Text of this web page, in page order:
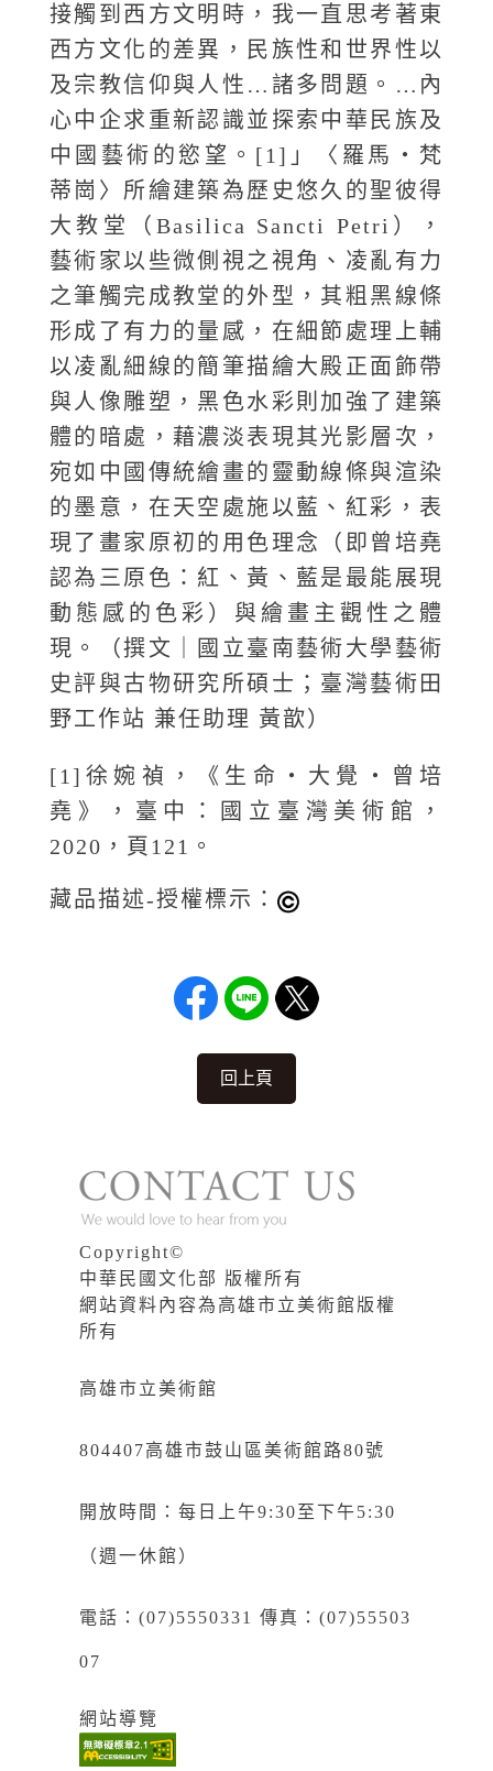
接觸到西方文明時，我一直思考著東
西方文化的差異，民族性和世界性以
及宗教信仰與人性…諸多問題。…內
心中企求重新認識並探索中華民族及
中國藝術的慾望。[1]」〈羅馬‧梵
蒂崗〉所繪建築為歷史悠久的聖彼得
大教堂（Basilica Sancti Petri），
藝術家以些微側視之視角、凌亂有力
之筆觸完成教堂的外型，其粗黑線條
形成了有力的量感，在細節處理上輔
以凌亂細線的簡筆描繪大殿正面飾帶
與人像雕塑，黑色水彩則加強了建築
體的暗處，藉濃淡表現其光影層次，
宛如中國傳統繪畫的靈動線條與渲染
的墨意，在天空處施以藍、紅彩，表
現了畫家原初的用色理念（即曾培堯
認為三原色：紅、黃、藍是最能展現
動態感的色彩）與繪畫主觀性之體
現。（撰文｜國立臺南藝術大學藝術
史評與古物研究所碩士；臺灣藝術田
野工作站 兼任助理 黃歆）
[1]徐婉禎，《生命‧大覺‧曾培
堯》，臺中：國立臺灣美術館，
2020，頁121。
藏品描述-授權標示：
回上頁
Copyright©
中華民國文化部 版權所有
網站資料內容為高雄市立美術館版權
所有
高雄市立美術館
804407高雄市鼓山區美術館路80號
開放時間：每日上午9:30至下午5:30
（週一休館）
電話：(07)5550331 傳真：(07)55503
07
網站導覽